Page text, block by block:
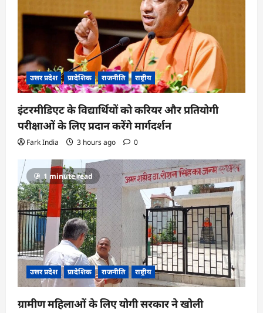
उत्तर प्रदेश प्रादेशिक राजनीति राष्ट्रीय
इंटरमीडिएट के विद्यार्थियों को करियर और प्रतियोगी
परीक्षाओं के लिए प्रदान करेंगे मार्गदर्शन
Fark India 3 hours ago 0
1 minute read
उत्तर प्रदेश प्रादेशिक राजनीति राष्ट्रीय
ग्रामीण महिलाओं के लिए योगी सरकार ने खोली